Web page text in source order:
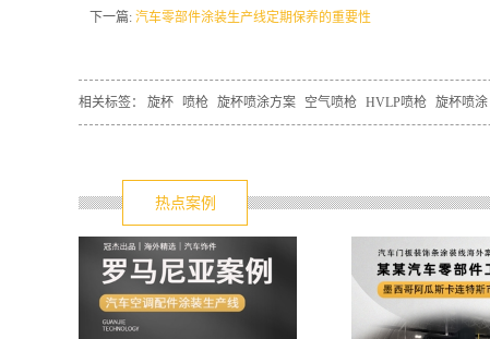
下一篇: 汽车零部件涂装生产线定期保养的重要性
相关标签： 旋杯 喷枪 旋杯喷涂方案 空气喷枪 HVLP喷枪 旋杯喷涂
热点案例